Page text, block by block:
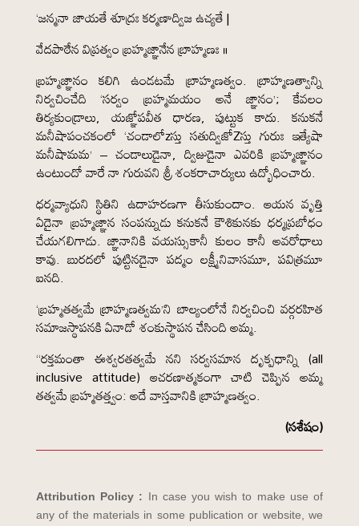
‘జన్మనా జాయతే శూద్రః కర్మణాద్విజ ఉచ్యతే |
వేదపాఠేన విప్రత్వం బ్రహ్మజ్ఞానేన బ్రాహ్మణః ॥
బ్రహ్మజ్ఞానం కలిగి ఉండటమే బ్రాహ్మణత్వం. బ్రాహ్మణత్వాన్ని
నిర్వచించేది ‘సర్వం బ్రహ్మమయం అనే జ్ఞానం’; కేవలం
తిర్యకుండ్రాలు, యజ్ఞోపవీత ధారణ, పుట్టుక కాదు. కనుకనే
మనీషాపంచకంలో ‘చండాలోzస్తు సతుద్విజోZస్తు గురుః ఇత్యేషా
మనీషామమ’ – చండాలుడైనా, ద్విజుడైనా ఎవరికి బ్రహ్మజ్ఞానం
ఉంటుందో వారే నా గురువని శ్రీ శంకరాచార్యులు ఉద్భోధించారు.
ధర్మవ్యాధుని స్థితిని ఉదాహరణగా తీసుకుందాం. ఆయన వృత్తి
ఏదైనా బ్రహ్మజ్ఞాన సంపన్నుడు కనుకనే కౌశికునకు ధర్మప్రబోధం
చేయగలిగాడు. జ్ఞానానికి వయస్సుకానీ కులం కానీ అవరోధాలు
కావు. బురదలో పుట్టినదైనా పద్మం లక్ష్మీనివాసమూ, పవిత్రమూ
ఐనది.
‘బ్రహ్మతత్వమే బ్రాహ్మణత్వమ’ని బాల్యంలోనే నిర్వచించి వర్గరహిత
సమాజస్థాపనకి ఏనాడో శంకుస్థాపన చేసింది అమ్మ.
“రక్తమంతా ఈశ్వరతత్వమే నని సర్వసమాన దృక్పధాన్ని (all
inclusive attitude) ఆచరణాత్మకంగా చాటి చెప్పిన అమ్మ
తత్వమే బ్రహ్మతత్త్వం: అదే వాస్తవానికి బ్రాహ్మణత్వం.
(సశేషం)
Attribution Policy : In case you wish to make use of
any of the materials in some publication or website, we